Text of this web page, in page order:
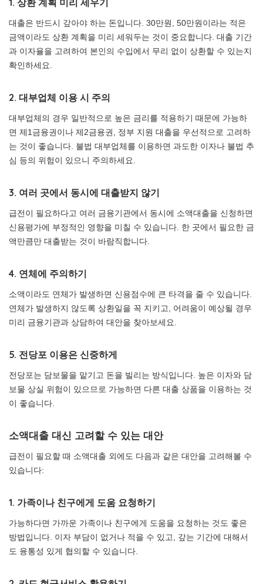
1. 상환 계획 미리 세우기
대출은 반드시 갚아야 하는 돈입니다. 30만원, 50만원이라는 적은
금액이라도 상환 계획을 미리 세워두는 것이 중요합니다. 대출 기간
과 이자율을 고려하여 본인의 수입에서 무리 없이 상환할 수 있는지
확인하세요.
2. 대부업체 이용 시 주의
대부업체의 경우 일반적으로 높은 금리를 적용하기 때문에 가능하
면 제1금융권이나 제2금융권, 정부 지원 대출을 우선적으로 고려하
는 것이 좋습니다. 불법 대부업체를 이용하면 과도한 이자나 불법 추
심 등의 위험이 있으니 주의하세요.
3. 여러 곳에서 동시에 대출받지 않기
급전이 필요하다고 여러 금융기관에서 동시에 소액대출을 신청하면
신용평가에 부정적인 영향을 미칠 수 있습니다. 한 곳에서 필요한 금
액만큼만 대출받는 것이 바람직합니다.
4. 연체에 주의하기
소액이라도 연체가 발생하면 신용점수에 큰 타격을 줄 수 있습니다.
연체가 발생하지 않도록 상환일을 꼭 지키고, 어려움이 예상될 경우
미리 금융기관과 상담하여 대안을 찾아보세요.
5. 전당포 이용은 신중하게
전당포는 담보물을 맡기고 돈을 빌리는 방식입니다. 높은 이자와 담
보물 상실 위험이 있으므로 가능하면 다른 대출 상품을 이용하는 것
이 좋습니다.
소액대출 대신 고려할 수 있는 대안
급전이 필요할 때 소액대출 외에도 다음과 같은 대안을 고려해볼 수
있습니다:
1. 가족이나 친구에게 도움 요청하기
가능하다면 가까운 가족이나 친구에게 도움을 요청하는 것도 좋은
방법입니다. 이자 부담이 없거나 적을 수 있고, 갚는 기간에 대해서
도 융통성 있게 협의할 수 있습니다.